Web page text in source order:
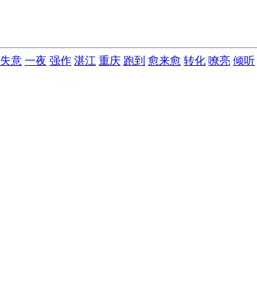
失意 一夜 强作 湛江 重庆 跑到 愈来愈 转化 嘹亮 倾听